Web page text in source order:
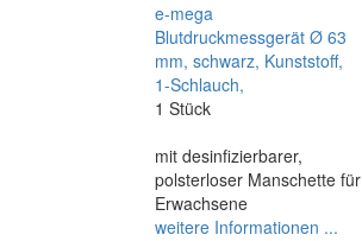
e-mega
Blutdruckmessgerät Ø 63
mm, schwarz, Kunststoff,
1-Schlauch,
1 Stück
mit desinfizierbarer,
polsterloser Manschette für
Erwachsene
weitere Informationen ...